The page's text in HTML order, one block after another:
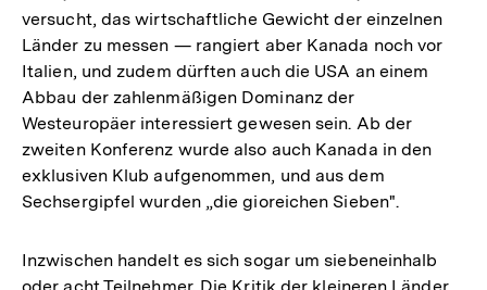
versucht, das wirtschaftliche Gewicht der einzelnen
Länder zu messen — rangiert aber Kanada noch vor
Italien, und zudem dürften auch die USA an einem
Abbau der zahlenmäßigen Dominanz der
Westeuropäer interessiert gewesen sein. Ab der
zweiten Konferenz wurde also auch Kanada in den
exklusiven Klub aufgenommen, und aus dem
Sechsergipfel wurden „die gioreichen Sieben".
Inzwischen handelt es sich sogar um siebeneinhalb